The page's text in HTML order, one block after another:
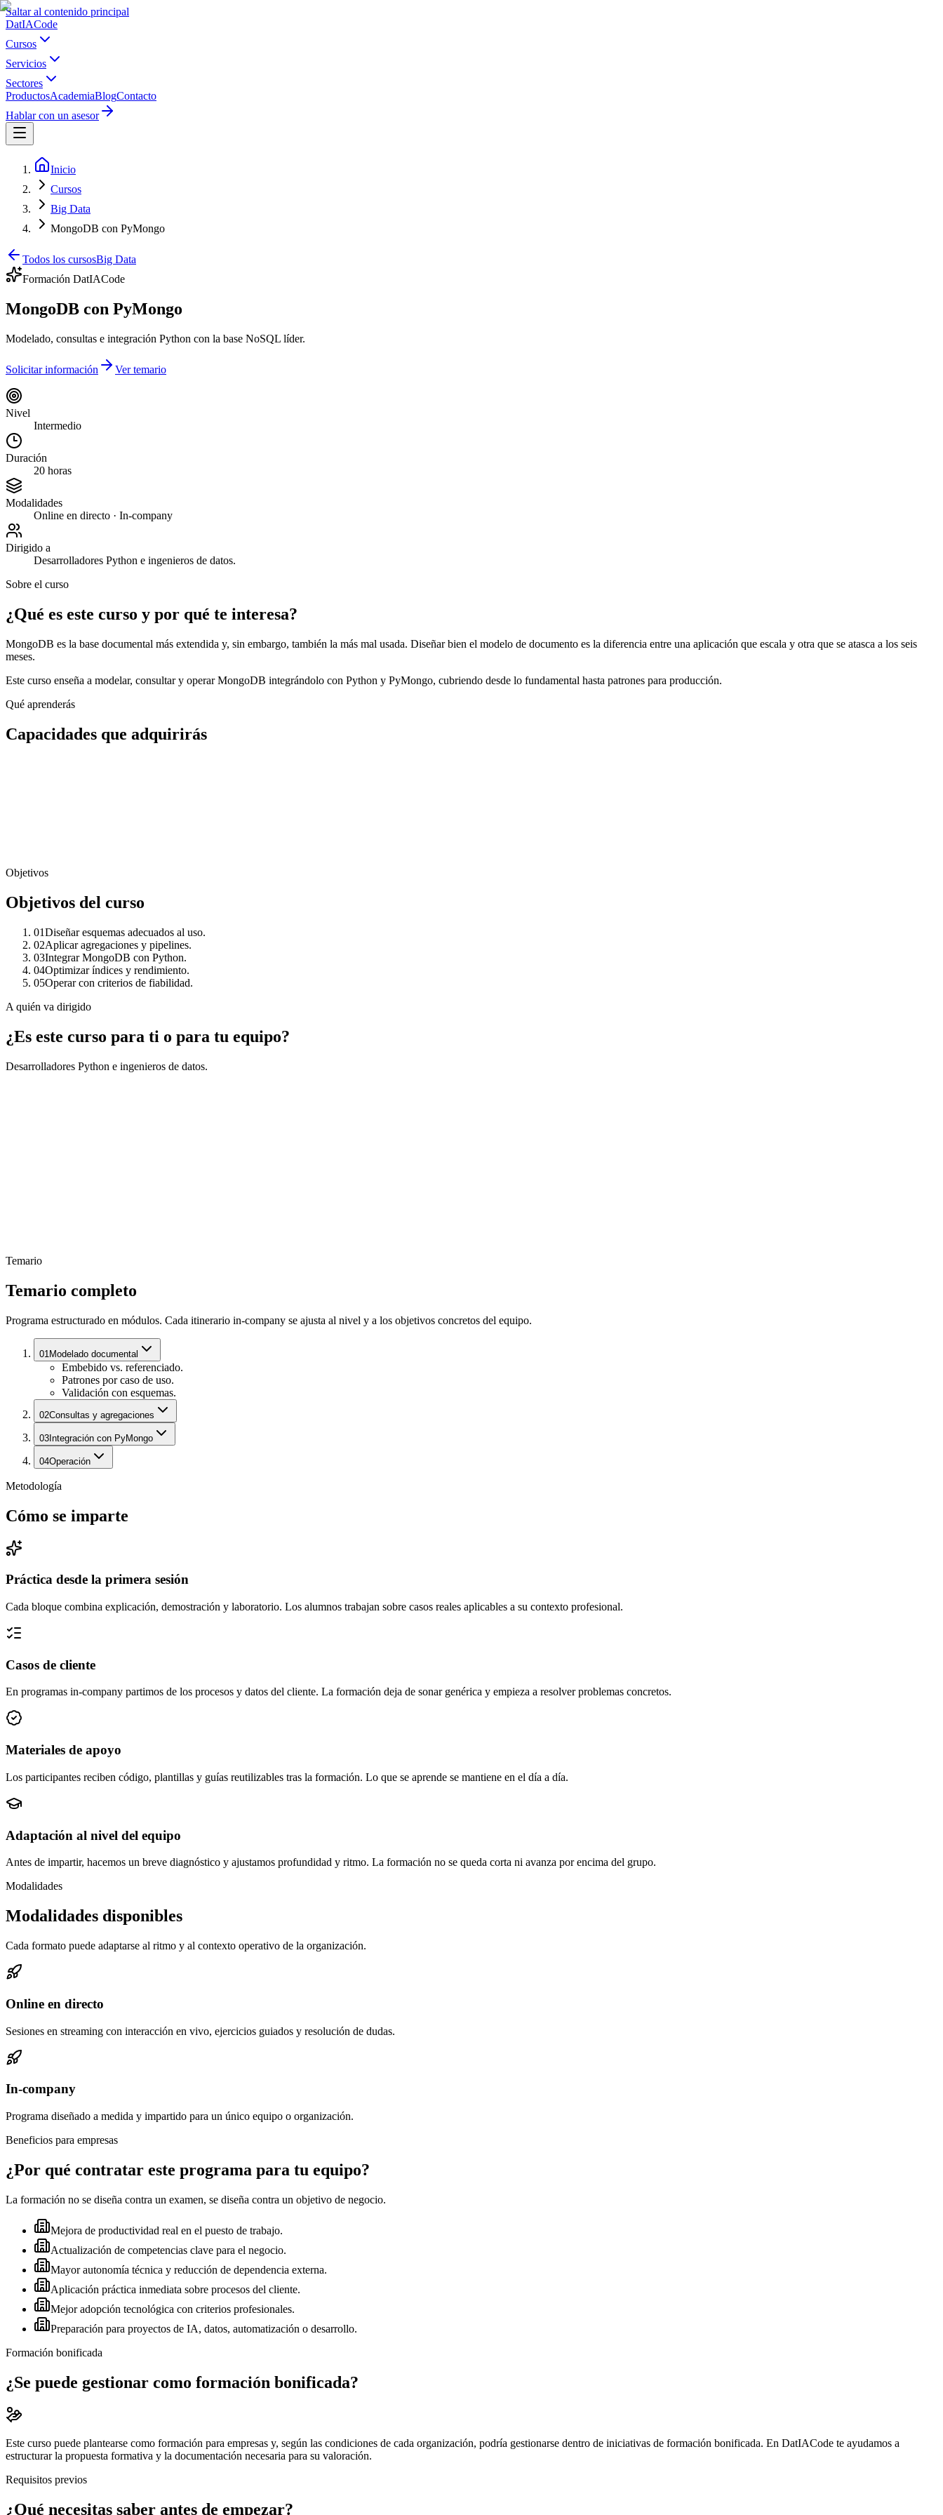
Saltar al contenido principal
DatIACode
Cursos
Servicios
Sectores
ProductosAcademiaBlogContacto
Hablar con un asesor
Inicio
Cursos
Big Data
MongoDB con PyMongo
Todos los cursosBig Data
Formación DatIACode
MongoDB con PyMongo
Modelado, consultas e integración Python con la base NoSQL líder.
Solicitar información Ver temario
Nivel
Intermedio
Duración
20 horas
Modalidades
Online en directo · In-company
Dirigido a
Desarrolladores Python e ingenieros de datos.
Sobre el curso
¿Qué es este curso y por qué te interesa?
MongoDB es la base documental más extendida y, sin embargo, también la más mal usada. Diseñar bien el modelo de documento es la diferencia entre una aplicación que escala y otra que se atasca a los seis
meses.
Este curso enseña a modelar, consultar y operar MongoDB integrándolo con Python y PyMongo, cubriendo desde lo fundamental hasta patrones para producción.
Qué aprenderás
Capacidades que adquirirás
Objetivos
Objetivos del curso
01Diseñar esquemas adecuados al uso.
02Aplicar agregaciones y pipelines.
03Integrar MongoDB con Python.
04Optimizar índices y rendimiento.
05Operar con criterios de fiabilidad.
A quién va dirigido
¿Es este curso para ti o para tu equipo?
Desarrolladores Python e ingenieros de datos.
Temario
Temario completo
Programa estructurado en módulos. Cada itinerario in-company se ajusta al nivel y a los objetivos concretos del equipo.
01 Modelado documental
Embebido vs. referenciado.
Patrones por caso de uso.
Validación con esquemas.
02Consultas y agregaciones
03 Integración con PyMongo
04Operación
Metodología
Cómo se imparte
Práctica desde la primera sesión
Cada bloque combina explicación, demostración y laboratorio. Los alumnos trabajan sobre casos reales aplicables a su contexto profesional.
Casos de cliente
En programas in-company partimos de los procesos y datos del cliente. La formación deja de sonar genérica y empieza a resolver problemas concretos.
Materiales de apoyo
Los participantes reciben código, plantillas y guías reutilizables tras la formación. Lo que se aprende se mantiene en el día a día.
Adaptación al nivel del equipo
Antes de impartir, hacemos un breve diagnóstico y ajustamos profundidad y ritmo. La formación no se queda corta ni avanza por encima del grupo.
Modalidades
Modalidades disponibles
Cada formato puede adaptarse al ritmo y al contexto operativo de la organización.
Online en directo
Sesiones en streaming con interacción en vivo, ejercicios guiados y resolución de dudas.
In-company
Programa diseñado a medida y impartido para un único equipo o organización.
Beneficios para empresas
¿Por qué contratar este programa para tu equipo?
La formación no se diseña contra un examen, se diseña contra un objetivo de negocio.
Mejora de productividad real en el puesto de trabajo.
Actualización de competencias clave para el negocio.
Mayor autonomía técnica y reducción de dependencia externa.
Aplicación práctica inmediata sobre procesos del cliente.
Mejor adopción tecnológica con criterios profesionales.
Preparación para proyectos de IA, datos, automatización o desarrollo.
Formación bonificada
¿Se puede gestionar como formación bonificada?
Este curso puede plantearse como formación para empresas y, según las condiciones de cada organización, podría gestionarse dentro de iniciativas de formación bonificada. En DatIACode te ayudamos a
estructurar la propuesta formativa y la documentación necesaria para su valoración.
Requisitos previos
¿Qué necesitas saber antes de empezar?